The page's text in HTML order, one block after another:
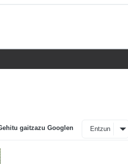
gaitzazu Googlen Entzun